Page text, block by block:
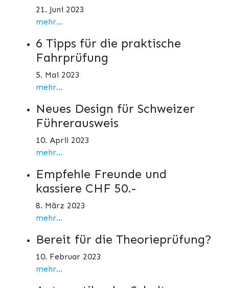
21. Juni 2023
mehr...
6 Tipps für die praktische
Fahrprüfung
5. Mai 2023
mehr...
Neues Design für Schweizer
Führerausweis
10. April 2023
mehr...
Empfehle Freunde und
kassiere CHF 50.-
8. März 2023
mehr...
Bereit für die Theorieprüfung?
10. Februar 2023
mehr...